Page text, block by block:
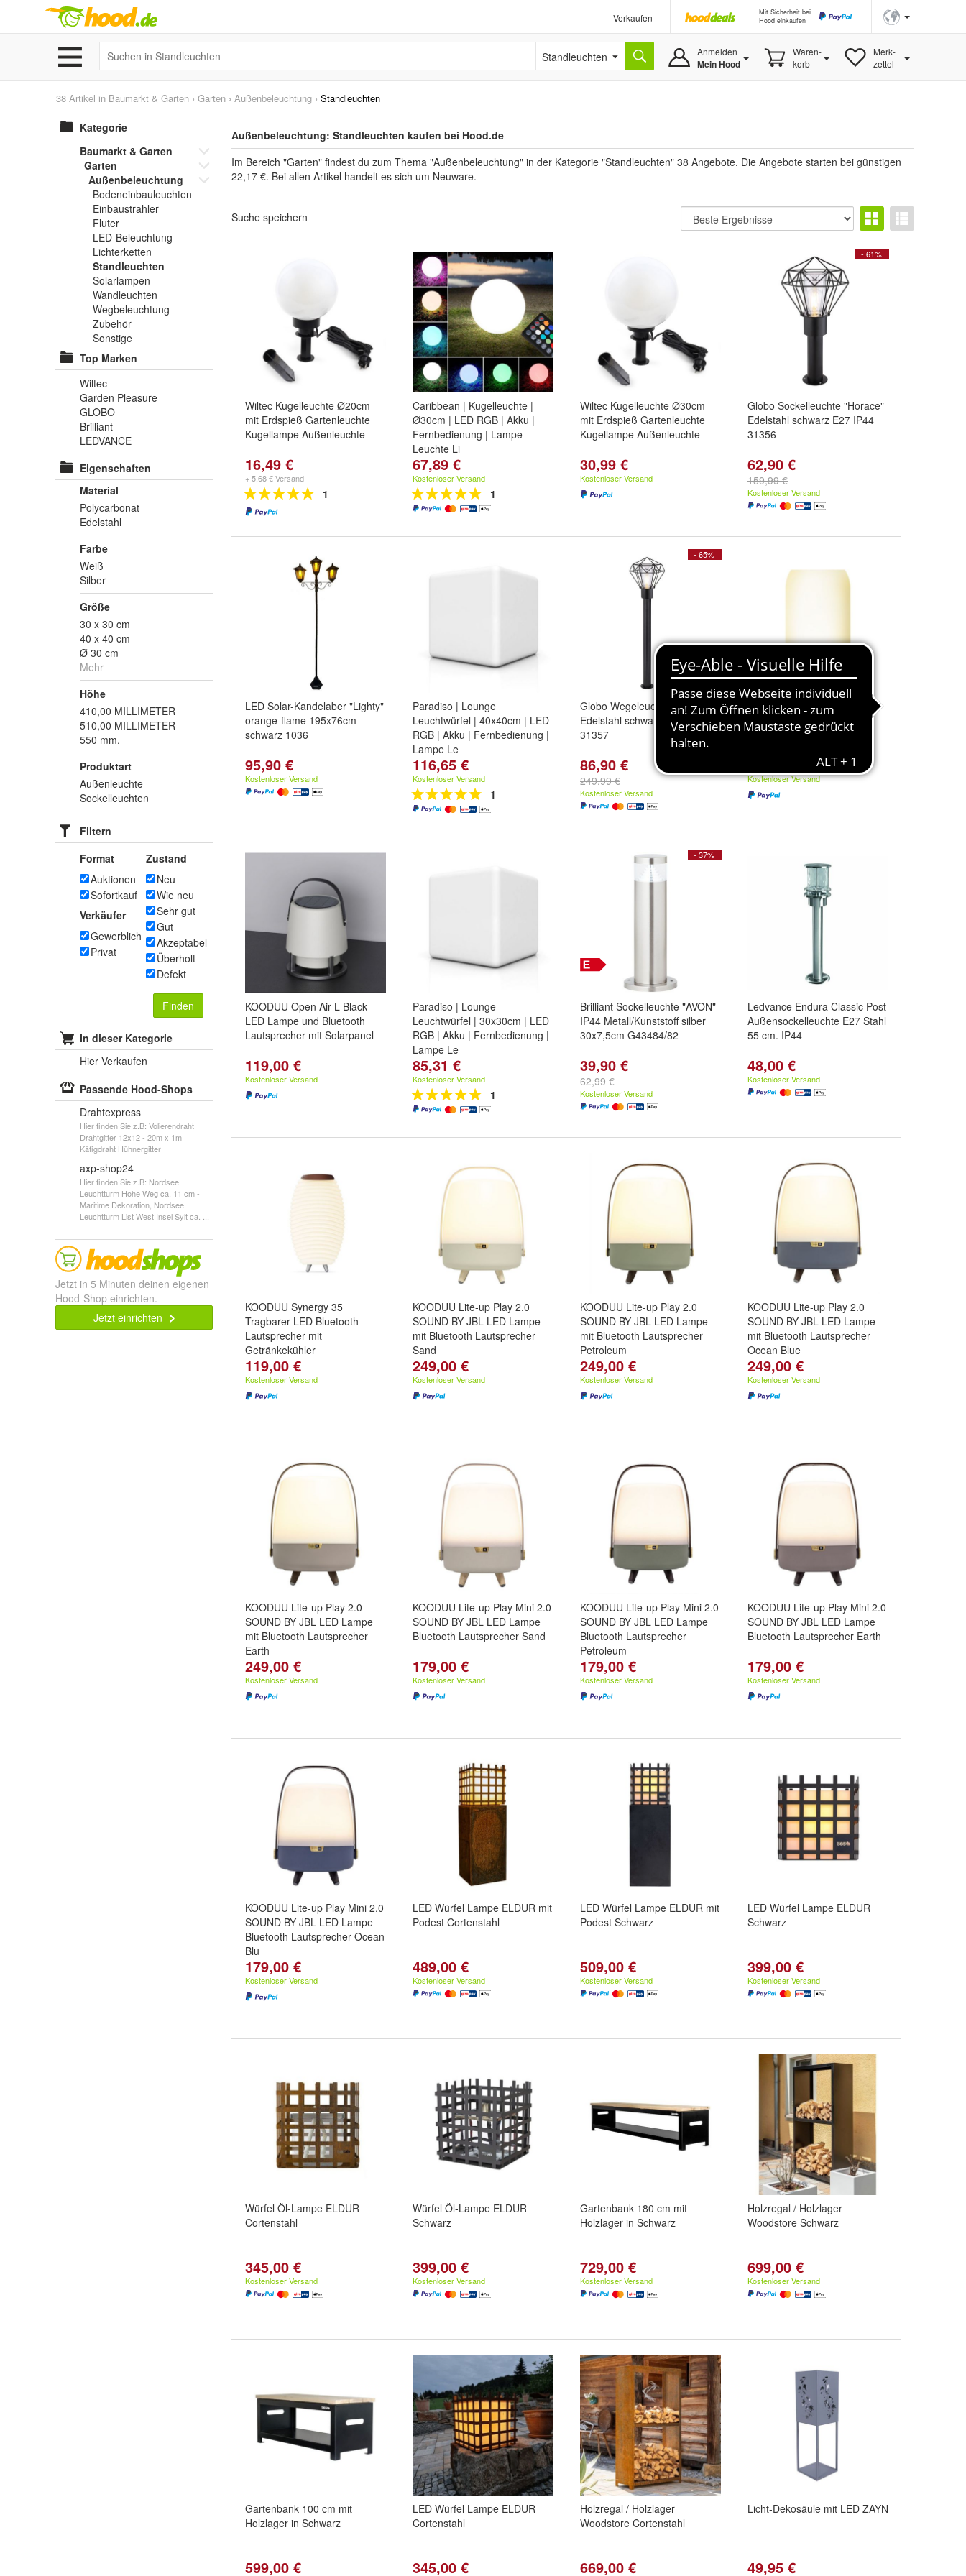
Verkaufen
Mit Sicherheit bei
Hood einkaufen
Standleuchten Anmelden
Mein Hood
Waren-
korb
Merk-
zettel
38 Artikel in Baumarkt & Garten › Garten › Außenbeleuchtung › Standleuchten
Kategorie
Baumarkt & Garten
Garten
Außenbeleuchtung
Bodeneinbauleuchten
Einbaustrahler
Fluter
LED-Beleuchtung
Lichterketten
Standleuchten
Solarlampen
Wandleuchten
Wegbeleuchtung
Zubehör
Sonstige
Top Marken
Wiltec
Garden Pleasure
GLOBO
Brilliant
LEDVANCE
Eigenschaften
Material
Polycarbonat
Edelstahl
Farbe
Weiß
Silber
Größe
30 x 30 cm
40 x 40 cm
Ø 30 cm
Mehr
Höhe
410,00 MILLIMETER
510,00 MILLIMETER
550 mm.
Produktart
Außenleuchte
Sockelleuchten
Filtern
Format
Auktionen
Sofortkauf
Verkäufer
Gewerblich
Privat
Zustand
Neu
Wie neu
Sehr gut
Gut
Akzeptabel
Überholt
Defekt
Finden
In dieser Kategorie
Hier Verkaufen
Passende Hood-Shops
Drahtexpress
Hier finden Sie z.B: Volierendraht
Drahtgitter 12x12 - 20m x 1m
Käfigdraht Hühnergitter
axp-shop24
Hier finden Sie z.B: Nordsee
Leuchtturm Hohe Weg ca. 11 cm -
Maritime Dekoration, Nordsee
Leuchtturm List West Insel Sylt ca. ...
Jetzt in 5 Minuten deinen eigenen
Hood-Shop einrichten.
Jetzt einrichten
Außenbeleuchtung: Standleuchten kaufen bei Hood.de
Im Bereich "Garten" findest du zum Thema "Außenbeleuchtung" in der Kategorie "Standleuchten" 38 Angebote. Die Angebote starten bei günstigen
22,17 €. Bei allen Artikel handelt es sich um Neuware.
Suche speichern
Wiltec Kugelleuchte Ø20cm
mit Erdspieß Gartenleuchte
Kugellampe Außenleuchte
16,49 €
+ 5,68 € Versand
1
Caribbean | Kugelleuchte |
Ø30cm | LED RGB | Akku |
Fernbedienung | Lampe
Leuchte Li
67,89 €
Kostenloser Versand
1
Wiltec Kugelleuchte Ø30cm
mit Erdspieß Gartenleuchte
Kugellampe Außenleuchte
30,99 €
Kostenloser Versand
- 61%
Globo Sockelleuchte "Horace"
Edelstahl schwarz E27 IP44
31356
62,90 €
159,99 €
Kostenloser Versand
LED Solar-Kandelaber "Lighty"
orange-flame 195x76cm
schwarz 1036
95,90 €
Kostenloser Versand
Paradiso | Lounge
Leuchtwürfel | 40x40cm | LED
RGB | Akku | Fernbedienung |
Lampe Le
116,65 €
Kostenloser Versand
1
- 65%
Globo Wegeleuchte "Horace"
Edelstahl schwarz E27 IP44
31357
86,90 €
249,99 €
Kostenloser Versand
KOODUU Atmos Brass LED
Bluetooth Lautsprecher mit
Getränkehalter Messing
Kostenloser Versand
KOODUU Open Air L Black
LED Lampe und Bluetooth
Lautsprecher mit Solarpanel
119,00 €
Kostenloser Versand
Paradiso | Lounge
Leuchtwürfel | 30x30cm | LED
RGB | Akku | Fernbedienung |
Lampe Le
85,31 €
Kostenloser Versand
1
- 37%
Brilliant Sockelleuchte "AVON"
IP44 Metall/Kunststoff silber
30x7,5cm G43484/82
39,90 €
62,99 €
Kostenloser Versand
Ledvance Endura Classic Post
Außensockelleuchte E27 Stahl
55 cm. IP44
48,00 €
Kostenloser Versand
KOODUU Synergy 35
Tragbarer LED Bluetooth
Lautsprecher mit
Getränkekühler
119,00 €
Kostenloser Versand
KOODUU Lite-up Play 2.0
SOUND BY JBL LED Lampe
mit Bluetooth Lautsprecher
Sand
249,00 €
Kostenloser Versand
KOODUU Lite-up Play 2.0
SOUND BY JBL LED Lampe
mit Bluetooth Lautsprecher
Petroleum
249,00 €
Kostenloser Versand
KOODUU Lite-up Play 2.0
SOUND BY JBL LED Lampe
mit Bluetooth Lautsprecher
Ocean Blue
249,00 €
Kostenloser Versand
KOODUU Lite-up Play 2.0
SOUND BY JBL LED Lampe
mit Bluetooth Lautsprecher
Earth
249,00 €
Kostenloser Versand
KOODUU Lite-up Play Mini 2.0
SOUND BY JBL LED Lampe
Bluetooth Lautsprecher Sand
179,00 €
Kostenloser Versand
KOODUU Lite-up Play Mini 2.0
SOUND BY JBL LED Lampe
Bluetooth Lautsprecher
Petroleum
179,00 €
Kostenloser Versand
KOODUU Lite-up Play Mini 2.0
SOUND BY JBL LED Lampe
Bluetooth Lautsprecher Earth
179,00 €
Kostenloser Versand
KOODUU Lite-up Play Mini 2.0
SOUND BY JBL LED Lampe
Bluetooth Lautsprecher Ocean
Blu
179,00 €
Kostenloser Versand
LED Würfel Lampe ELDUR mit
Podest Cortenstahl
489,00 €
Kostenloser Versand
LED Würfel Lampe ELDUR mit
Podest Schwarz
509,00 €
Kostenloser Versand
LED Würfel Lampe ELDUR
Schwarz
399,00 €
Kostenloser Versand
Würfel Öl-Lampe ELDUR
Cortenstahl
345,00 €
Kostenloser Versand
Würfel Öl-Lampe ELDUR
Schwarz
399,00 €
Kostenloser Versand
Gartenbank 180 cm mit
Holzlager in Schwarz
729,00 €
Kostenloser Versand
Holzregal / Holzlager
Woodstore Schwarz
699,00 €
Kostenloser Versand
Gartenbank 100 cm mit
Holzlager in Schwarz
599,00 €
LED Würfel Lampe ELDUR
Cortenstahl
345,00 €
Holzregal / Holzlager
Woodstore Cortenstahl
669,00 €
Licht-Dekosäule mit LED ZAYN
49,95 €